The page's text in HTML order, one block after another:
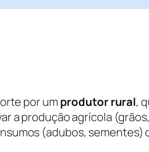
por um produtor rural,
a produção agrícola
(adubos, sementes)